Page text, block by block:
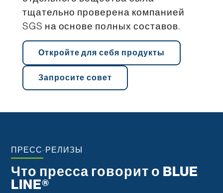
тщательно проверена компанией
SGS на основе полных составов.
Откройте для себя продукты
Запросите совет
ПРЕСС-РЕЛИЗЫ
Что пресса говорит о BLUE
LINE®